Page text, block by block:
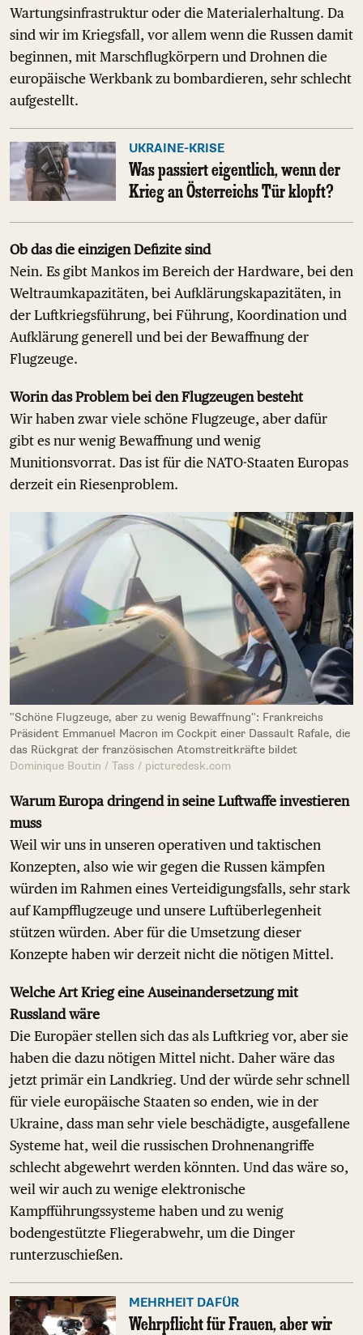
Wartungsinfrastruktur oder die Materialerhaltung. Da
sind wir im Kriegsfall, vor allem wenn die Russen damit
beginnen, mit Marschflugkörpern und Drohnen die
europäische Werkbank zu bombardieren, sehr schlecht
aufgestellt.
UKRAINE-KRISE
Was passiert eigentlich, wenn der
Krieg an Österreichs Tür klopft?
Ob das die einzigen Defizite sind
Nein. Es gibt Mankos im Bereich der Hardware, bei den
Weltraumkapazitäten, bei Aufklärungskapazitäten, in
der Luftkriegsführung, bei Führung, Koordination und
Aufklärung generell und bei der Bewaffnung der
Flugzeuge.
Worin das Problem bei den Flugzeugen besteht
Wir haben zwar viele schöne Flugzeuge, aber dafür
gibt es nur wenig Bewaffnung und wenig
Munitionsvorrat. Das ist für die NATO-Staaten Europas
derzeit ein Riesenproblem.
"Schöne Flugzeuge, aber zu wenig Bewaffnung": Frankreichs
Präsident Emmanuel Macron im Cockpit einer Dassault Rafale, die
das Rückgrat der französischen Atomstreitkräfte bildet
Dominique Boutin / Tass / picturedesk.com
Warum Europa dringend in seine Luftwaffe investieren
muss
Weil wir uns in unseren operativen und taktischen
Konzepten, also wie wir gegen die Russen kämpfen
würden im Rahmen eines Verteidigungsfalls, sehr stark
auf Kampfflugzeuge und unsere Luftüberlegenheit
stützen würden. Aber für die Umsetzung dieser
Konzepte haben wir derzeit nicht die nötigen Mittel.
Welche Art Krieg eine Auseinandersetzung mit
Russland wäre
Die Europäer stellen sich das als Luftkrieg vor, aber sie
haben die dazu nötigen Mittel nicht. Daher wäre das
jetzt primär ein Landkrieg. Und der würde sehr schnell
für viele europäische Staaten so enden, wie in der
Ukraine, dass man sehr viele beschädigte, ausgefallene
Systeme hat, weil die russischen Drohnenangriffe
schlecht abgewehrt werden könnten. Und das wäre so,
weil wir auch zu wenige elektronische
Kampfführungssysteme haben und zu wenig
bodengestützte Fliegerabwehr, um die Dinger
runterzuschießen.
MEHRHEIT DAFÜR
Wehrpflicht für Frauen, aber wir